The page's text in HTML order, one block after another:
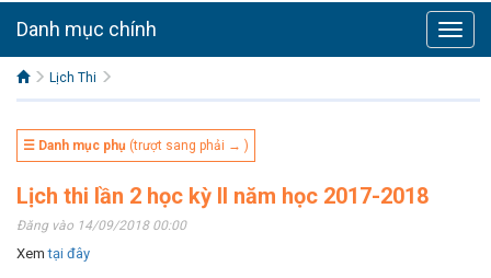
Toggle
Danh mục chính
Lịch Thi
☰ Danh mục phụ (trượt sang phải → )
Lịch thi lần 2 học kỳ II năm học 2017-2018
Đăng vào 14/09/2018 00:00
Xemtại đây